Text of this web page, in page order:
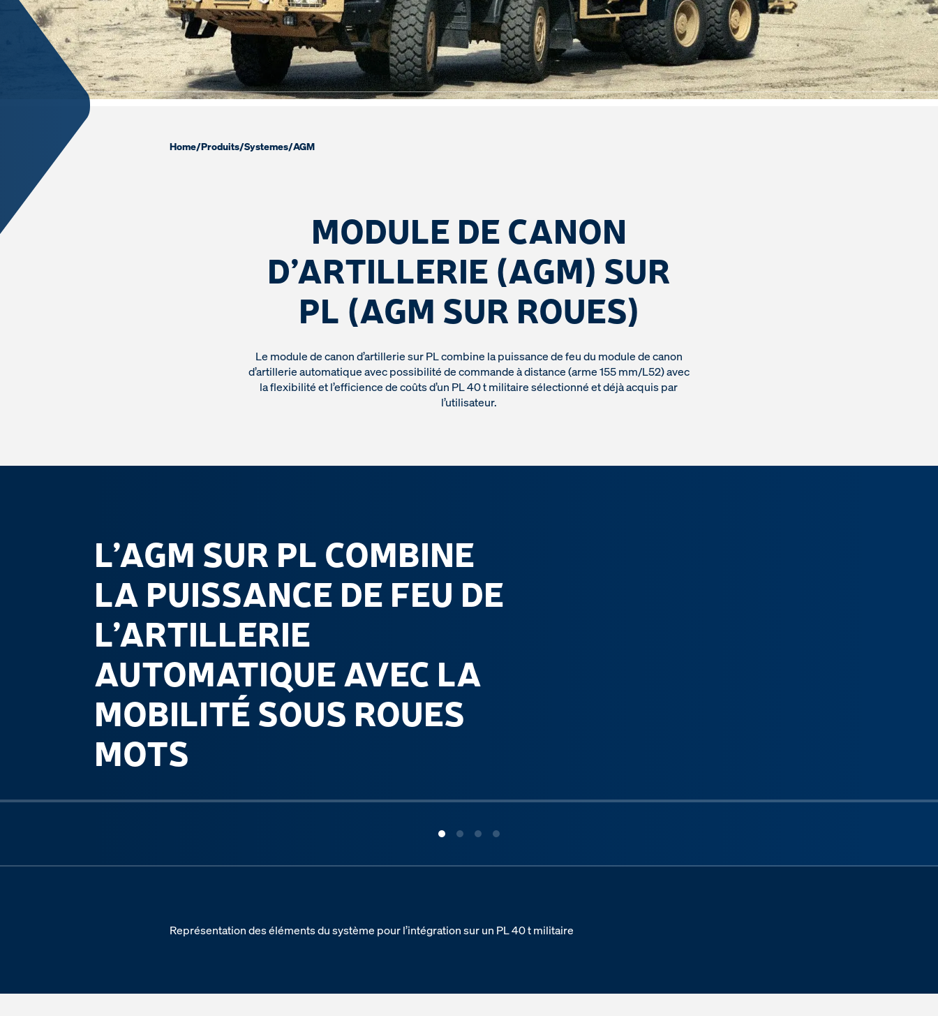
Home/Produits/Systemes/AGM
MODULE DE CANON
D’ARTILLERIE (AGM) SUR
PL (AGM SUR ROUES)
Le module de canon d’artillerie sur PL combine la puissance de feu du module de canon
d’artillerie automatique avec possibilité de commande à distance (arme 155 mm/L52) avec
la flexibilité et l’efficience de coûts d’un PL 40 t militaire sélectionné et déjà acquis par
l’utilisateur.
L’AGM SUR PL COMBINE
LA PUISSANCE DE FEU DE
L’ARTILLERIE
AUTOMATIQUE AVEC LA
MOBILITÉ SOUS ROUES
MOTS
Représentation des éléments du système pour l’intégration sur un PL 40 t militaire